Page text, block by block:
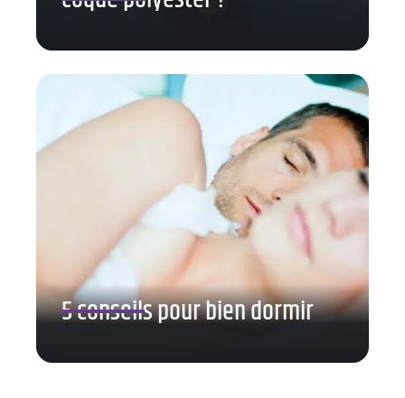
5 conseils pour bien dormir